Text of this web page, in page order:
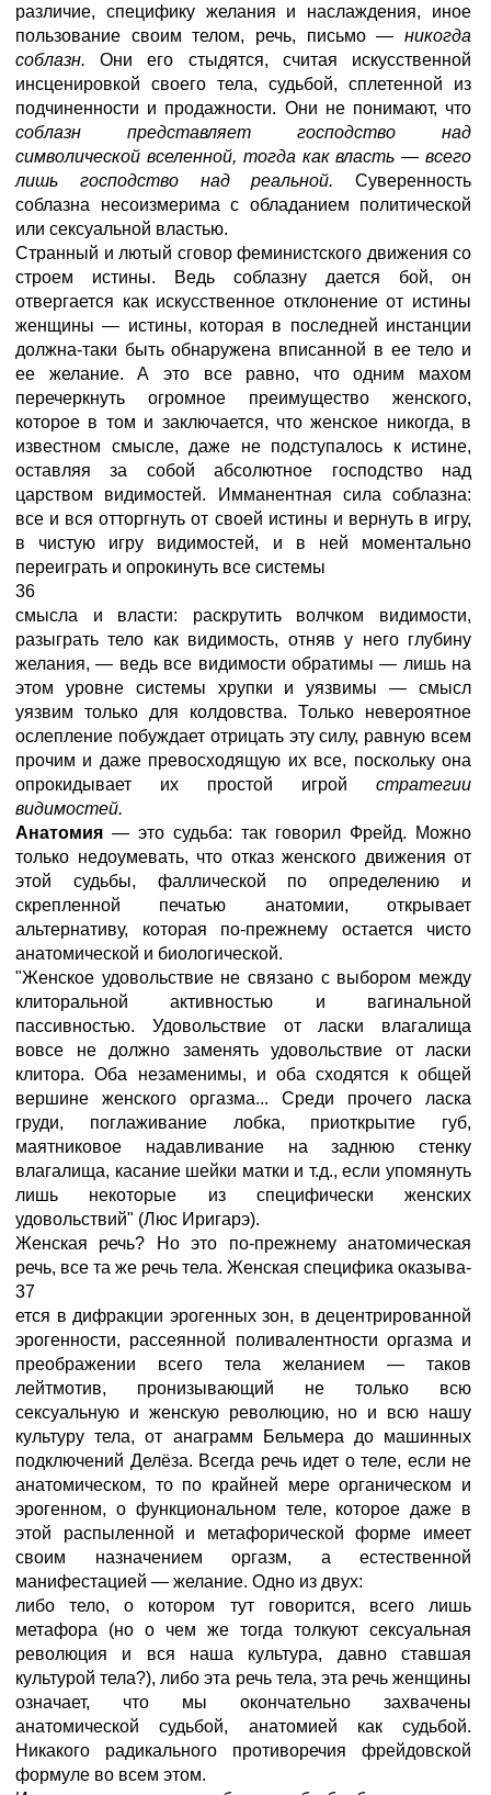
различие, специфику желания и наслаждения, иное
пользование своим телом, речь, письмо — никогда
соблазн. Они его стыдятся, считая искусственной
инсценировкой своего тела, судьбой, сплетенной из
подчиненности и продажности. Они не понимают, что
соблазн представляет господство над
символической вселенной, тогда как власть — всего
лишь господство над реальной. Суверенность
соблазна несоизмерима с обладанием политической
или сексуальной властью.
Странный и лютый сговор феминистского движения со
строем истины. Ведь соблазну дается бой, он
отвергается как искусственное отклонение от истины
женщины — истины, которая в последней инстанции
должна-таки быть обнаружена вписанной в ее тело и
ее желание. А это все равно, что одним махом
перечеркнуть огромное преимущество женского,
которое в том и заключается, что женское никогда, в
известном смысле, даже не подступалось к истине,
оставляя за собой абсолютное господство над
царством видимостей. Имманентная сила соблазна:
все и вся отторгнуть от своей истины и вернуть в игру,
в чистую игру видимостей, и в ней моментально
переиграть и опрокинуть все системы
36
смысла и власти: раскрутить волчком видимости,
разыграть тело как видимость, отняв у него глубину
желания, — ведь все видимости обратимы — лишь на
этом уровне системы хрупки и уязвимы — смысл
уязвим только для колдовства. Только невероятное
ослепление побуждает отрицать эту силу, равную всем
прочим и даже превосходящую их все, поскольку она
опрокидывает их простой игрой стратегии
видимостей.
Анатомия — это судьба: так говорил Фрейд. Можно
только недоумевать, что отказ женского движения от
этой судьбы, фаллической по определению и
скрепленной печатью анатомии, открывает
альтернативу, которая по-прежнему остается чисто
анатомической и биологической.
"Женское удовольствие не связано с выбором между
клиторальной активностью и вагинальной
пассивностью. Удовольствие от ласки влагалища
вовсе не должно заменять удовольствие от ласки
клитора. Оба незаменимы, и оба сходятся к общей
вершине женского оргазма... Среди прочего ласка
груди, поглаживание лобка, приоткрытие губ,
маятниковое надавливание на заднюю стенку
влагалища, касание шейки матки и т.д., если упомянуть
лишь некоторые из специфически женских
удовольствий" (Люс Иригарэ).
Женская речь? Но это по-прежнему анатомическая
речь, все та же речь тела. Женская специфика оказыва-
37
ется в дифракции эрогенных зон, в децентрированной
эрогенности, рассеянной поливалентности оргазма и
преображении всего тела желанием — таков
лейтмотив, пронизывающий не только всю
сексуальную и женскую революцию, но и всю нашу
культуру тела, от анаграмм Бельмера до машинных
подключений Делёза. Всегда речь идет о теле, если не
анатомическом, то по крайней мере органическом и
эрогенном, о функциональном теле, которое даже в
этой распыленной и метафорической форме имеет
своим назначением оргазм, а естественной
манифестацией — желание. Одно из двух:
либо тело, о котором тут говорится, всего лишь
метафора (но о чем же тогда толкуют сексуальная
революция и вся наша культура, давно ставшая
культурой тела?), либо эта речь тела, эта речь женщины
означает, что мы окончательно захвачены
анатомической судьбой, анатомией как судьбой.
Никакого радикального противоречия фрейдовской
формуле во всем этом.